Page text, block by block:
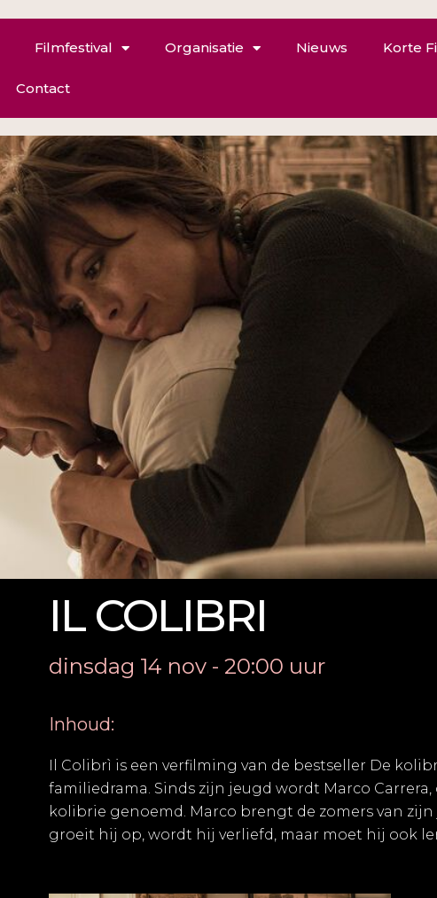
Filmfestival Organisatie Nieuws Korte
Contact
IL COLIBRI
dinsdag 14 nov - 20:00 uur
Inhoud:
Il Colibrì is een verfilming van de bestseller De
familiedrama. Sinds zijn jeugd wordt Marco
kolibrie genoemd. Marco brengt de zomers van
groeit hij op, wordt hij verliefd, maar moet hij ook